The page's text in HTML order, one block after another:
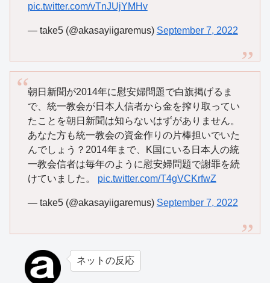
pic.twitter.com/vTnJUjYMHv
— take5 (@akasayiigaremus) September 7, 2022
朝日新聞が2014年に慰安婦問題で白旗掲げるま
で、統一教会が日本人信者から金を搾り取ってい
たことを朝日新聞は知らないはずがありません。
あなた方も統一教会の資金作りの片棒担いでいた
んでしょう？2014年まで、K国にいる日本人の統
一教会信者は毎年のように慰安婦問題で謝罪を続
けていました。 pic.twitter.com/T4gVCKrfwZ
— take5 (@akasayiigaremus) September 7, 2022
ネットの反応